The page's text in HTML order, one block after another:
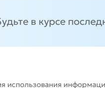
в курсе
использования